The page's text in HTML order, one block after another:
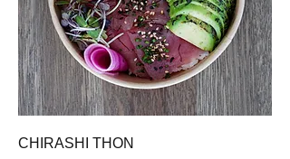
CHIRASHI THON